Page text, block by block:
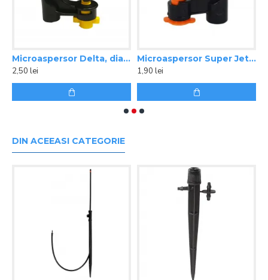
Microaspersor Delta, diametru 11 m, debit 200l/h
2,50 lei
Microaspersor Super Jet, diametru 5m, debit 40 l/h
1,90 lei
DIN ACEEASI CATEGORIE